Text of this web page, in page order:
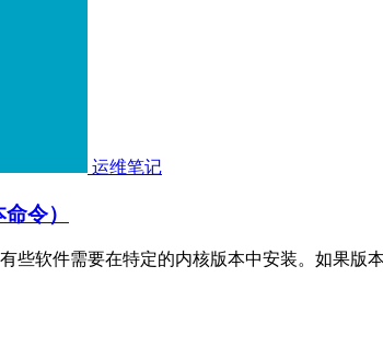
运维笔记
令）
些软件需要在特定的内核版本中安装。如果